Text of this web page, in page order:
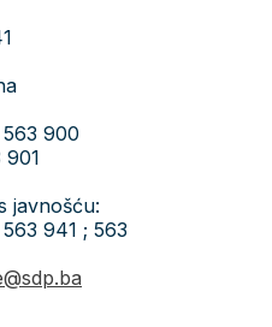
900
901
javnošću:
941 ; 563